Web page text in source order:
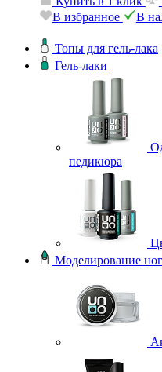
Купить в 1 клик
Топы для гель-лака
Гель-лаки
педикюра
Моделирование